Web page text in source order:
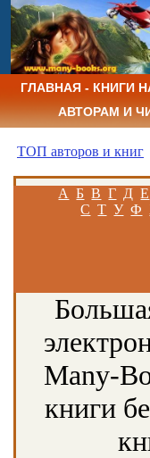
ГЛАВНАЯ - КНИГИ НА
АВТОРАМ И
ТОП авторов и книг
А Б В Г Д Е
С Т У Ф
Many-
книги